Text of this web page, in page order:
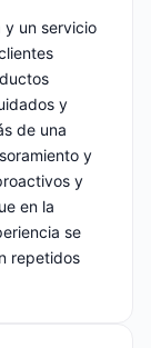
y un servicio
y
de una
y
y
en la
se
repetidos